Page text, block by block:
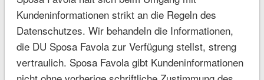
Kundeninformationen strikt an die Regeln des
Datenschutzes. Wir behandeln die Informationen,
die DU Sposa Favola zur Verfügung stellst, streng
vertraulich. Sposa Favola gibt Kundeninformationen